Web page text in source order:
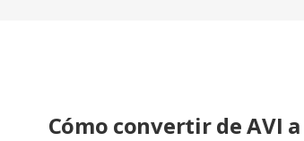
Cómo convertir de AVI a